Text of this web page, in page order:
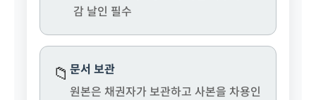
감 날인 필수
📁 문서 보관
원본은 채권자가 보관하고 사본을 차용인